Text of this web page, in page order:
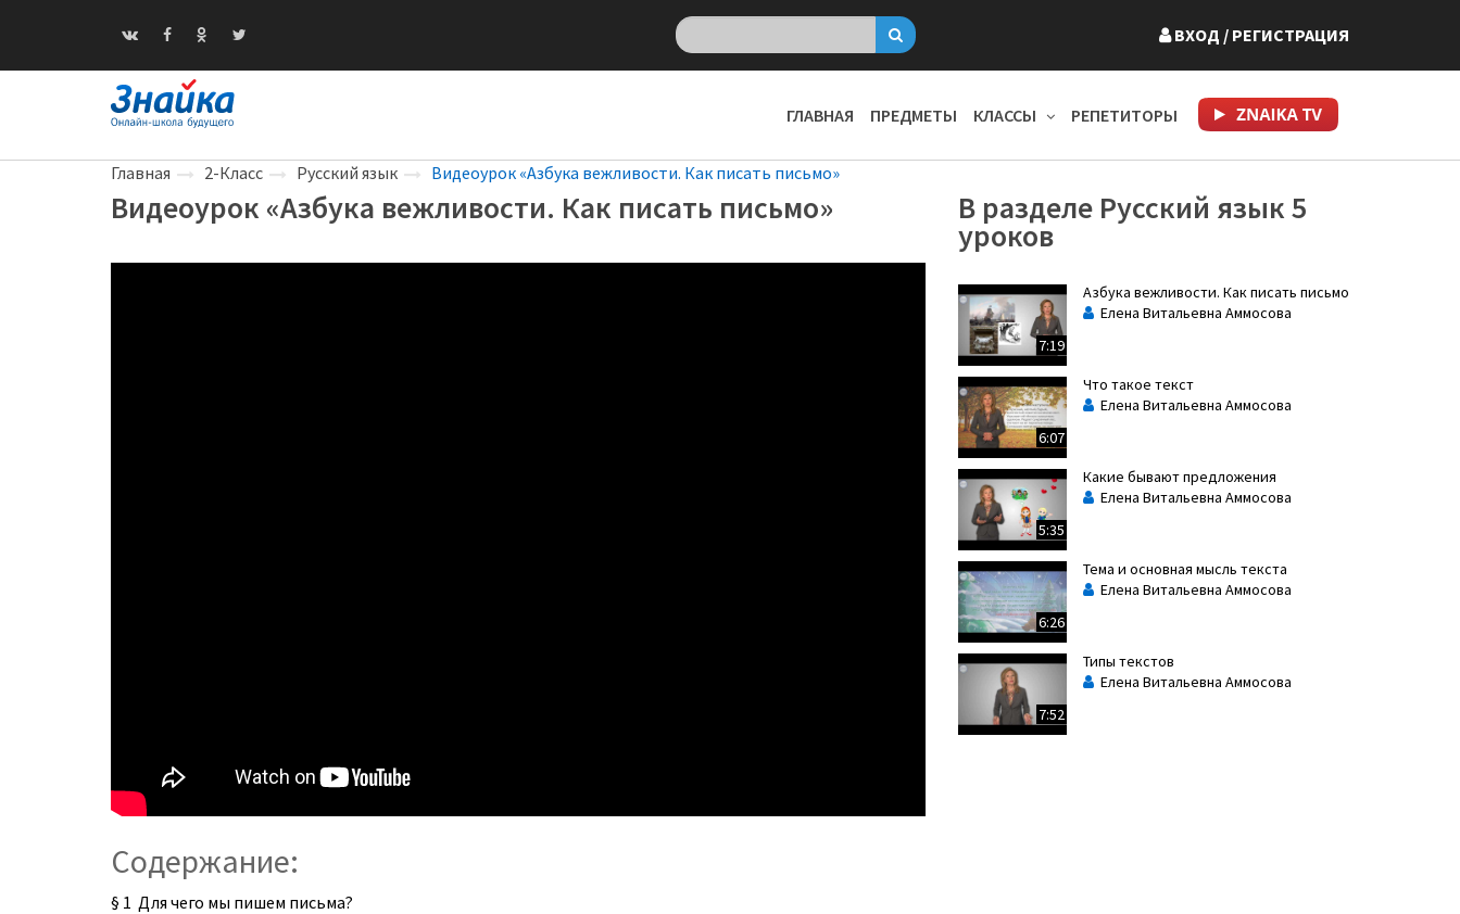
ВХОД / РЕГИСТРАЦИЯ
ГЛАВНАЯ ПРЕДМЕТЫ КЛАССЫ РЕПЕТИТОРЫ
Главная 2-Класс Русский язык Видеоурок «Азбука вежливости. Как писать письмо»
Видеоурок «Азбука вежливости. Как писать письмо» В разделе Русский язык 5
уроков
Содержание:
§ 1 Для чего мы пишем письма?
7:19
Азбука вежливости. Как писать письмо
Елена Витальевна Аммосова
6:07
Что такое текст
Елена Витальевна Аммосова
5:35
Какие бывают предложения
Елена Витальевна Аммосова
6:26
Тема и основная мысль текста
Елена Витальевна Аммосова
7:52
Типы текстов
Елена Витальевна Аммосова